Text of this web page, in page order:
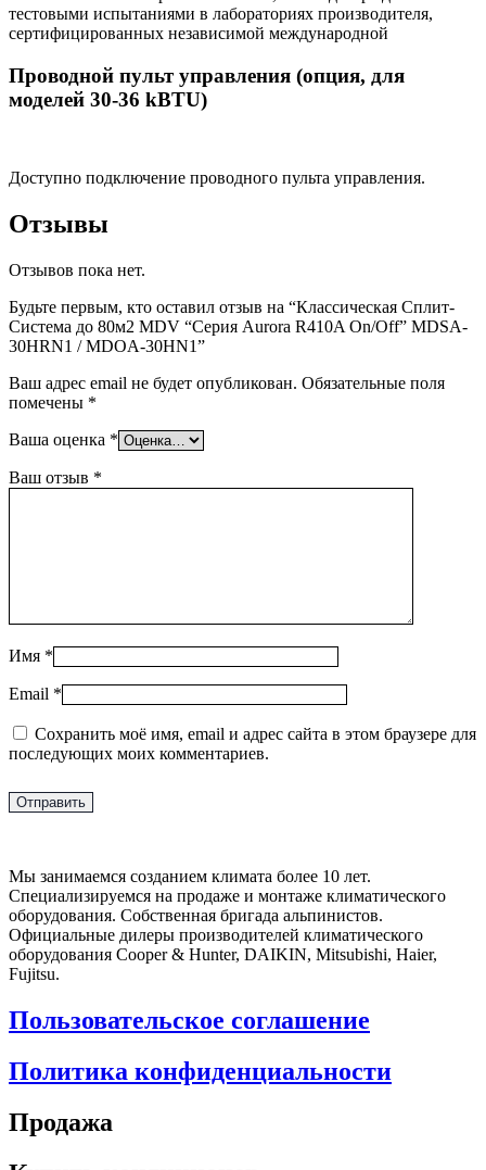
тестовыми испытаниями в лабораториях производителя,
сертифицированных независимой международной
Проводной пульт управления (опция, для
моделей 30-36 kBTU)
Доступно подключение проводного пульта управления.
Отзывы
Отзывов пока нет.
Будьте первым, кто оставил отзыв на “Классическая Сплит-
Система до 80м2 MDV “Серия Aurora R410A On/Off” MDSA-
30HRN1 / MDOA-30HN1”
Ваш адрес email не будет опубликован. Обязательные поля
помечены *
Ваша оценка *
Ваш отзыв *
Имя *
Email *
Сохранить моё имя, email и адрес сайта в этом браузере для
последующих моих комментариев.
Мы занимаемся созданием климата более 10 лет.
Специализируемся на продаже и монтаже климатического
оборудования. Собственная бригада альпинистов.
Официальные дилеры производителей климатического
оборудования Cooper & Hunter, DAIKIN, Mitsubishi, Haier,
Fujitsu.
Пользовательское соглашение
Политика конфиденциальности
Продажа